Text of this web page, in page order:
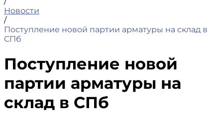
Новости
/
Поступление новой партии арматуры на склад в
СПб
Поступление новой
партии арматуры на
склад в СПб